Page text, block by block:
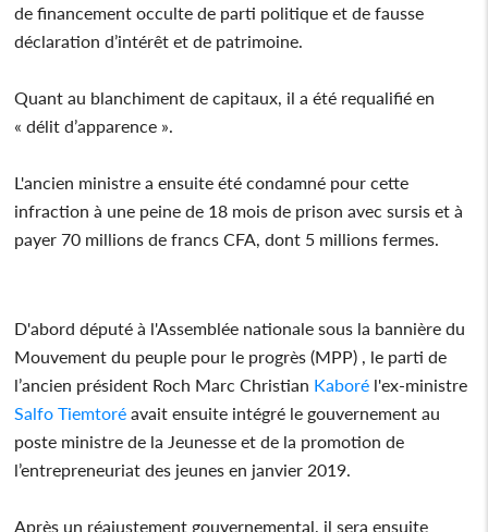
de financement occulte de parti politique et de fausse
déclaration d’intérêt et de patrimoine.
Quant au blanchiment de capitaux, il a été requalifié en
« délit d’apparence ».
L'ancien ministre a ensuite été condamné pour cette
infraction à une peine de 18 mois de prison avec sursis et à
payer 70 millions de francs CFA, dont 5 millions fermes.
D'abord député à l'Assemblée nationale sous la bannière du
Mouvement du peuple pour le progrès (MPP) , le parti de
l’ancien président Roch Marc Christian Kaboré l'ex-ministre
Salfo Tiemtoré avait ensuite intégré le gouvernement au
poste ministre de la Jeunesse et de la promotion de
l’entrepreneuriat des jeunes en janvier 2019.
Après un réajustement gouvernemental, il sera ensuite